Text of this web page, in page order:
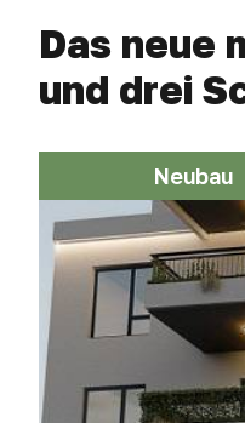
Das neue
und drei
Neubau